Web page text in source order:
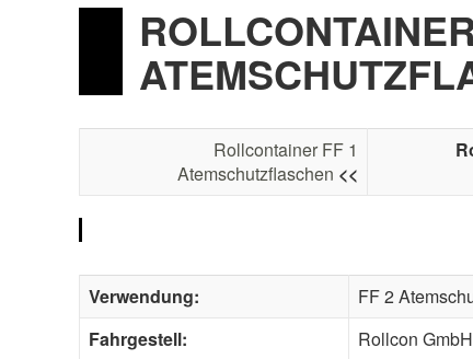
Rollcontainer FF 1
Atemschutzflaschen <<
Verwendung:
FF 2
Fahrgestell:
Rollcon GmbH